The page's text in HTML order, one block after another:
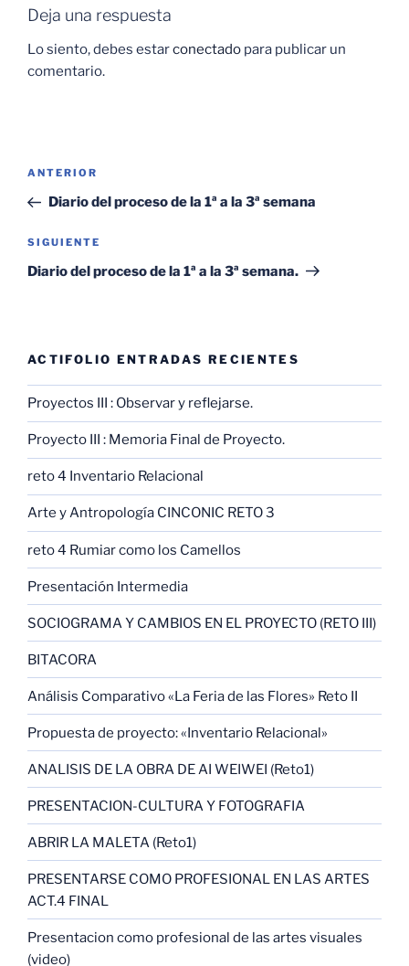
Deja una respuesta
Lo siento, debes estarconectado para publicar un
comentario.
Navegación
entradas
Entrada
anterior:
ANTERIOR
Diario del proceso de la 1ª a la 3ª semana
Siguiente
entrada
SIGUIENTE
Diario del proceso de la 1ª a la 3ª semana.
ACTIFOLIO ENTRADAS RECIENTES
Proyectos III : Observar y reflejarse.
Proyecto III : Memoria Final de Proyecto.
reto 4 Inventario Relacional
Arte y Antropología CINCONIC RETO 3
reto 4 Rumiar como los Camellos
Presentación Intermedia
SOCIOGRAMA Y CAMBIOS EN EL PROYECTO (RETO III)
BITACORA
Análisis Comparativo «La Feria de las Flores» Reto II
Propuesta de proyecto: «Inventario Relacional»
ANALISIS DE LA OBRA DE AI WEIWEI (Reto1)
PRESENTACION-CULTURA Y FOTOGRAFIA
ABRIR LA MALETA (Reto1)
PRESENTARSE COMO PROFESIONAL EN LAS ARTES
ACT.4 FINAL
Presentacion como profesional de las artes visuales
(video)